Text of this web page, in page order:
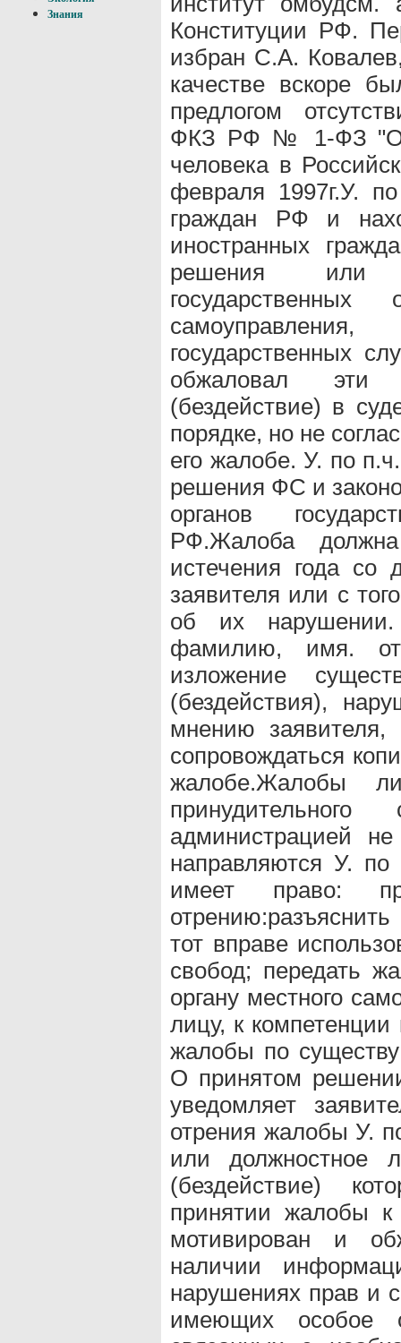
Знания
Конституции РФ.
избран С.А.
качестве вскоре
предлогом
ФКЗ РФ № 1-ФЗ "Об
человека в
февраля 1997г.У.
граждан РФ и
иностранных
решения или
государственных
государственных
обжаловал
(бездействие) в
порядке, но не
его жалобе. У. по
решения ФС и
органов
РФ.Жалоба
истечения года со
заявителя или с
об их
фамилию, имя.
изложение
(бездействия),
мнению
сопровождаться
жалобе.Жалобы
администрацией
направляются У.
имеет право:
тот вправе
свобод; передать
органу местного
лицу, к
жалобы по
О принятом
уведомляет
отрения жалобы У.
или должностное
(бездействие)
принятии жалобы
мотивирован и
наличии
нарушениях прав и
имеющих особое